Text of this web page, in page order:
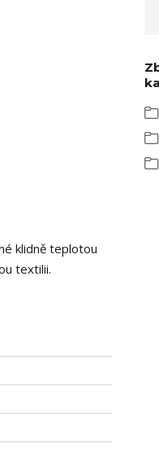
klidně teplotou
textilii.